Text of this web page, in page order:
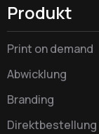
Produkt
Print on demand
Abwicklung
Branding
Direktbestellung